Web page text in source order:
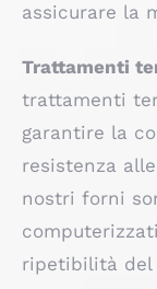
assicurare la
Trattamenti
trattamenti
garantire la
resistenza
nostri forni
ripetibilità del